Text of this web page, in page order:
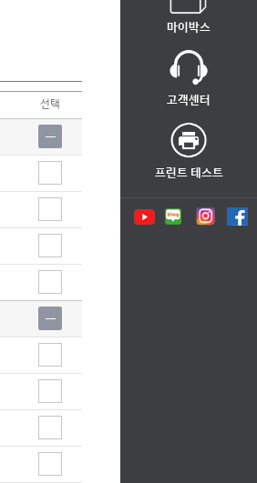
선택
마이박스
고객센터
프린트 테스트